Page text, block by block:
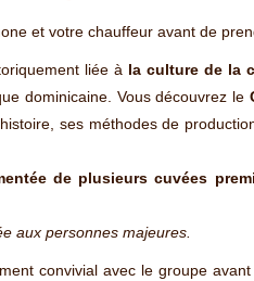
et votre chauffeur avant de
liée à la culture de la
dominicaine. Vous découvrez le
ses méthodes de
de plusieurs cuvées
aux personnes majeures.
convivial avec le groupe